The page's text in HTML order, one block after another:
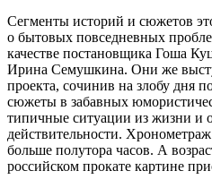
Сегменты историй и сюжетов
о бытовых повседневных
качестве постановщика Гоша
Ирина Семушкина. Они же
проекта, сочинив на злобу дня
сюжеты в забавных
типичные ситуации из жизни и
действительности.
больше полутора часов. А
российском прокате картине